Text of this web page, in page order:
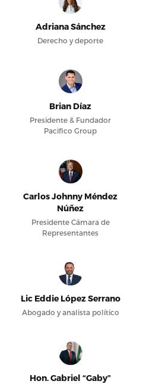
Adriana Sánchez
Derecho y deporte
Brian Díaz
Presidente & Fundador
Pacifico Group
Carlos Johnny Méndez
Núñez
Presidente Cámara de
Representantes
Lic Eddie López Serrano
Abogado y analista político
Hon. Gabriel “Gaby”